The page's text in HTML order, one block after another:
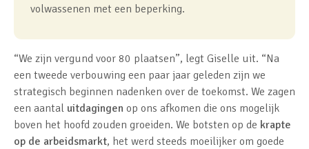
volwassenen met een beperking.
“We zijn vergund voor 80 plaatsen”, legt Giselle uit. “Na
een tweede verbouwing een paar jaar geleden zijn we
strategisch beginnen nadenken over de toekomst. We zagen
een aantal uitdagingen op ons afkomen die ons mogelijk
boven het hoofd zouden groeiden. We botsten op de krapte
op de arbeidsmarkt, het werd steeds moeilijker om goede